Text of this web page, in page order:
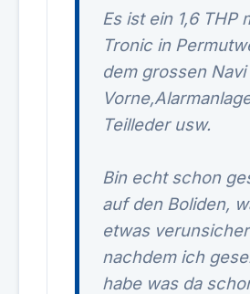
Es ist ein 1,6 THP
Tronic in
dem grossen Navi
Teilleder usw.
Bin echt schon
auf den Boliden,
etwas
nachdem ich
habe was da